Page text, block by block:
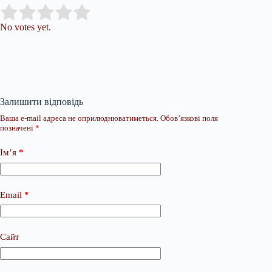
Rate this item:
No votes yet.
Залишити відповідь
Ваша e-mail адреса не оприлюднюватиметься. Обов’язкові поля
позначені *
Ім’я *
Email *
Сайт